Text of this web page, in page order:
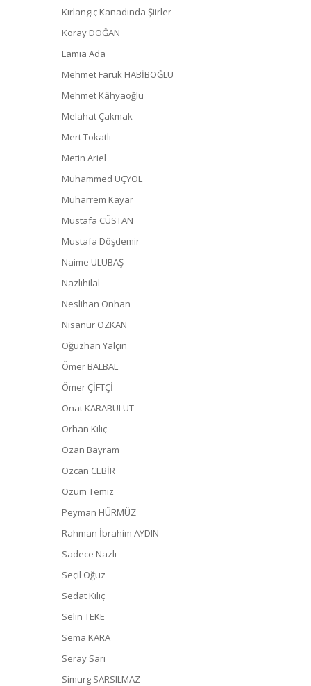
Kırlangıç Kanadında Şiirler
Koray DOĞAN
Lamia Ada
Mehmet Faruk HABİBOĞLU
Mehmet Kâhyaoğlu
Melahat Çakmak
Mert Tokatlı
Metin Ariel
Muhammed ÜÇYOL
Muharrem Kayar
Mustafa CÜSTAN
Mustafa Döşdemir
Naime ULUBAŞ
Nazlıhilal
Neslihan Onhan
Nisanur ÖZKAN
Oğuzhan Yalçın
Ömer BALBAL
Ömer ÇİFTÇİ
Onat KARABULUT
Orhan Kılıç
Ozan Bayram
Özcan CEBİR
Özüm Temiz
Peyman HÜRMÜZ
Rahman İbrahim AYDIN
Sadece Nazlı
Seçil Oğuz
Sedat Kılıç
Selin TEKE
Sema KARA
Seray Sarı
Simurg SARSILMAZ